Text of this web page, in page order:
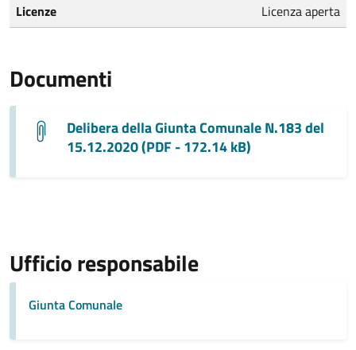
Licenze Licenza aperta
Documenti
Delibera della Giunta Comunale N.183 del
15.12.2020 (PDF - 172.14 kB)
Ufficio responsabile
Giunta Comunale